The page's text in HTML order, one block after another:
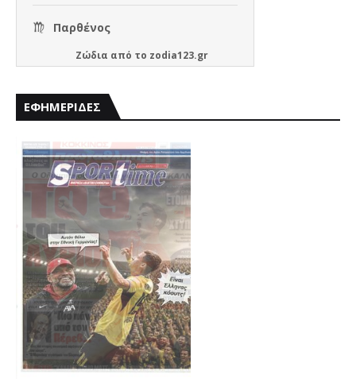
Ζώδια από το zodia123.gr
ΕΦΗΜΕΡΙΔΕΣ